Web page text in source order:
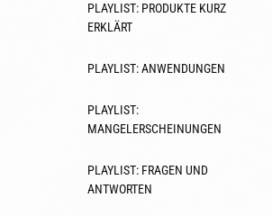
PLAYLIST: PRODUKTE KURZ
ERKLÄRT
PLAYLIST: ANWENDUNGEN
PLAYLIST:
MANGELERSCHEINUNGEN
PLAYLIST: FRAGEN UND
ANTWORTEN